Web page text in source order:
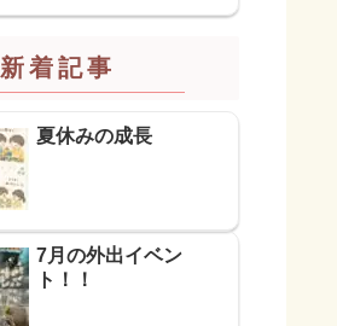
新着記事
夏休みの成長
7月の外出イベン
ト！！